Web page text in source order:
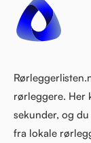
rørleggere. Her
sekunder, og
fra lokale